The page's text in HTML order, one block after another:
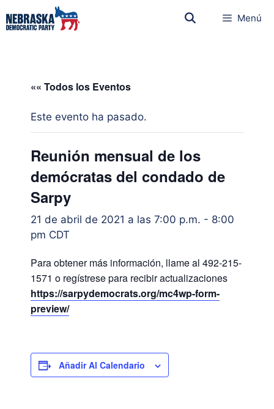
Menú
«« Todos los Eventos
Este evento ha pasado.
Reunión mensual de los
demócratas del condado de
Sarpy
21 de abril de 2021 a las 7:00 p.m. - 8:00
pm CDT
Para obtener más información, llame al 492-215-
1571 o regístrese para recibir actualizaciones
https://sarpydemocrats.org/mc4wp-form-
preview/
Añadir Al Calendario